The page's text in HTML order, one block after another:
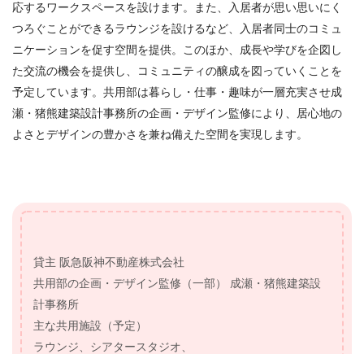
応するワークスペースを設けます。また、入居者が思い思いにく
つろぐことができるラウンジを設けるなど、入居者同士のコミュ
ニケーションを促す空間を提供。このほか、成長や学びを企図し
た交流の機会を提供し、コミュニティの醸成を図っていくことを
予定しています。共用部は暮らし・仕事・趣味が一層充実させ成
瀬・猪熊建築設計事務所の企画・デザイン監修により、居心地の
よさとデザインの豊かさを兼ね備えた空間を実現します。
貸主 阪急阪神不動産株式会社
共用部の企画・デザイン監修（一部） 成瀬・猪熊建築設
計事務所
主な共用施設（予定）
ラウンジ、シアタースタジオ、